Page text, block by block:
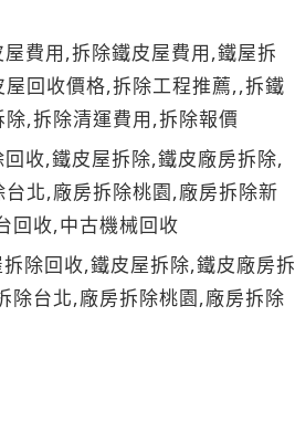
費用,拆除鐵皮屋費用,鐵屋拆
回收價格,拆除工程推薦,,拆鐵
,拆除清運費用,拆除報價
收,鐵皮屋拆除,鐵皮廠房拆除,
北,廠房拆除桃園,廠房拆除新
回收,中古機械回收
除回收,鐵皮屋拆除,鐵皮廠房拆
除台北,廠房拆除桃園,廠房拆除